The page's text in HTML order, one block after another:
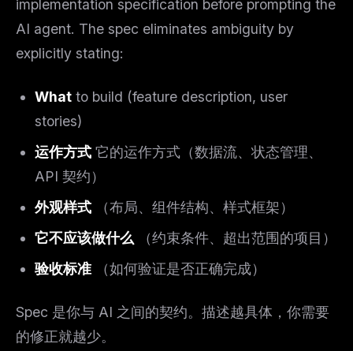
implementation specification before prompting the
AI agent. The spec eliminates ambiguity by
explicitly stating:
What to build (feature description, user
stories)
运作方式 它的运作方式（数据流、状态管理、
API 契约）
外观样式 （布局、组件结构、样式框架）
它不应该做什么 （约束条件、超出范围的项目）
验收标准 （如何验证是否正确完成）
Spec 是你与 AI 之间的契约。描述越具体，你需要
的修正就越少。